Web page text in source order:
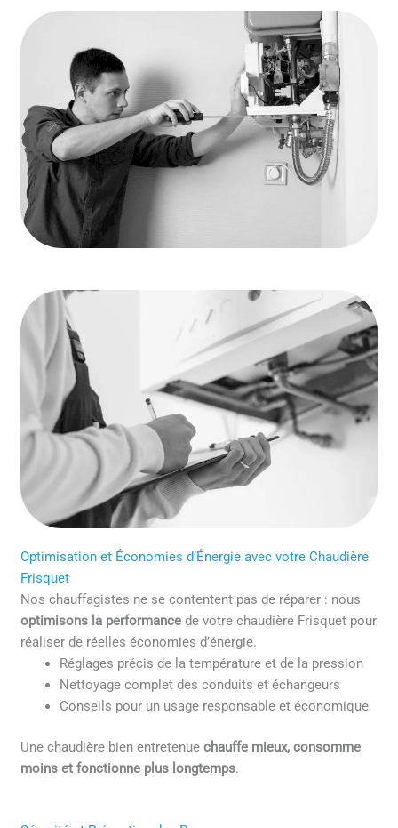
Optimisation et Économies d’Énergie avec votre Chaudière
Frisquet
Nos chauffagistes ne se contentent pas de réparer : nous
optimisons la performance de votre chaudière Frisquet pour
réaliser de réelles économies d’énergie.
Réglages précis de la température et de la pression
Nettoyage complet des conduits et échangeurs
Conseils pour un usage responsable et économique
Une chaudière bien entretenuechauffe mieux, consomme
moins et fonctionne plus longtemps.